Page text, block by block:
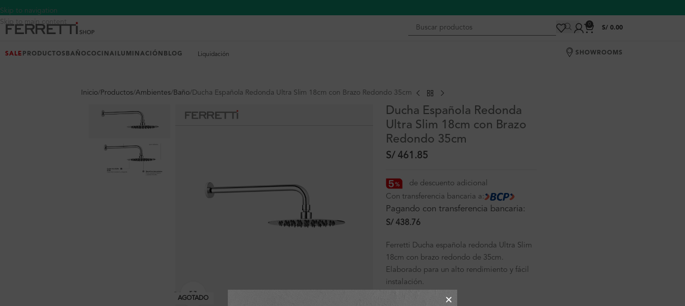
Skip to navigation
Skip to main content
0
S/ 0.00
SALE PRODUCTOS BAÑOCOCINA ILUMINACIÓN BLOG Liquidación SHOWROOMS
Inicio Productos Ambientes Baño Ducha Española Redonda Ultra Slim 18cm con Brazo Redondo 35cm
AGOTADO
Clic para ampliar
Ducha Española Redonda
Ultra Slim 18cm con Brazo
Redondo 35cm
S/461.85
de descuento adicional
Con transferencia bancaria a:
Pagando con transferencia bancaria:
S/438.76
Ferretti Ducha española redonda Ultra Slim
18cm con brazo redondo de 35cm.
Elaborado para un alto rendimiento y fácil
instalación.
*Imágenes referenciales